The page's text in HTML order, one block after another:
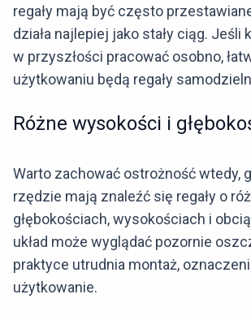
regały mają być często
działa najlepiej jako stały ciąg. Jeśli
w przyszłości pracować osobno,
użytkowaniu będą regały
Różne wysokości i
Warto zachować ostrożność wtedy,
rzędzie mają znaleźć się regały o
głębokościach, wysokościach i
układ może wyglądać pozornie
praktyce utrudnia montaż,
użytkowanie.